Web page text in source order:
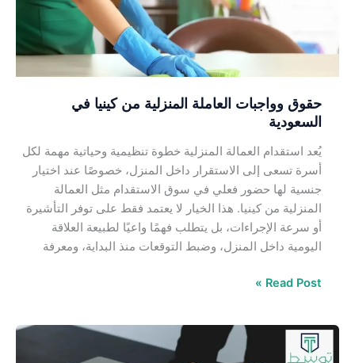
حقوق وواجبات العاملة المنزلية من كينيا في
السعودية
يُعد استقدام العمالة المنزلية خطوة تنظيمية وحياتية مهمة لكل
أسرة تسعى إلى الاستقرار داخل المنزل، خصوصًا عند اختيار
جنسية لها حضور فعلي في سوق الاستقدام مثل العمالة
المنزلية من كينيا. هذا الخيار لا يعتمد فقط على توفر التأشيرة
أو سرعة الإجراءات، بل يتطلب فهمًا واعيًا لطبيعة العلاقة
اليومية داخل المنزل، وضبط التوقعات منذ البداية، ومعرفة
السعودية
Read Post »
حقوق
وواجبات